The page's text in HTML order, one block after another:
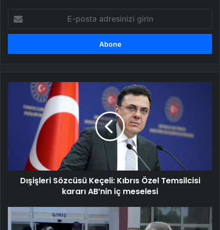
posta
adresinizi
Sözcüsü
Keçeli:
Temsilcisi
iç
meselesi
Dışişleri Sözcüsü Keçeli: Kıbrıs Özel Temsilcisi
kararı AB’nin iç meselesi
Baba
ve